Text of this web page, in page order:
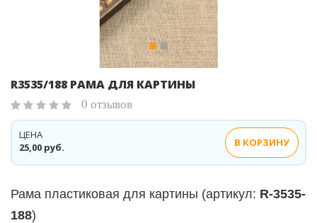
R3535/188 РАМА ДЛЯ КАРТИНЫ
0 отзывов
25,00 руб.
ЦЕНА
В КОРЗИНУ
Рама пластиковая для картины (артикул: R-3535-
188)